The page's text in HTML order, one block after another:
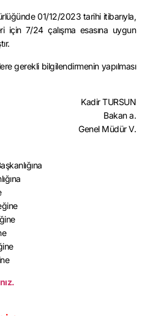
01/12/2023 tarihi itibarıyla,
için 7/24 çalışma esasına uygun
gerekli bilgilendirmenin yapılması
Kadir TURSUN
Bakan a.
Genel Müdür V.